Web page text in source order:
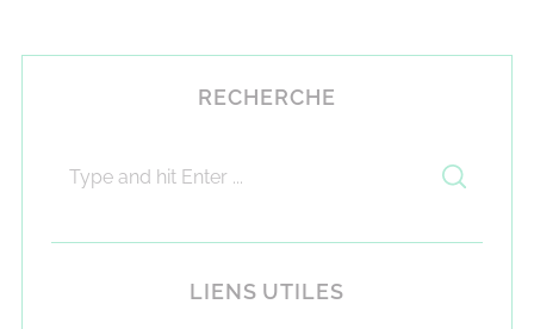
RECHERCHE
LIENS UTILES